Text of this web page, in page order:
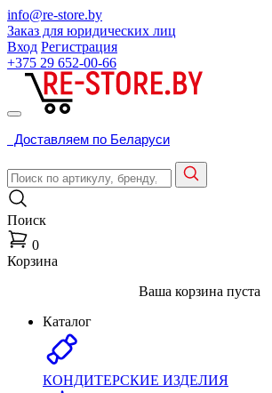
info@re-store.by
Заказ для юридических лиц
Вход Регистрация
+375 29 652-00-66
Доставляем по Беларуси
Поиск
0
Корзина
Ваша корзина пуста
Каталог
КОНДИТЕРСКИЕ ИЗДЕЛИЯ